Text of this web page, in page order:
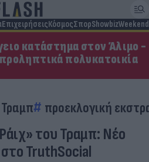
ΕπιχειρήσειςΚόσμοςΣπορShowbizWeekend
κατάστημα στον Άλιμο -
πολυκατοικία
προεκλογική
του Τραμπ: Νέο
TruthSocial